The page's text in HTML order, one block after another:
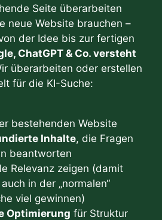
Seite überarbeiten
neue Website brauchen –
der Idee bis zur fertigen
ChatGPT & Co. versteht
überarbeiten oder erstellen
für die KI-Suche:
bestehenden Website
Inhalte, die Fragen
beantworten
Relevanz zeigen (damit
in der „normalen“
viel gewinnen)
Optimierung für Struktur